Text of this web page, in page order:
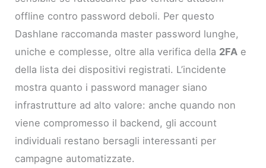
offline contro password deboli. Per questo
Dashlane raccomanda master password lunghe,
uniche e complesse, oltre alla verifica della 2FA e
della lista dei dispositivi registrati. L’incidente
mostra quanto i password manager siano
infrastrutture ad alto valore: anche quando non
viene compromesso il backend, gli account
individuali restano bersagli interessanti per
campagne automatizzate.